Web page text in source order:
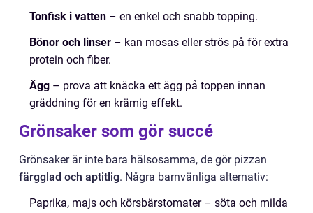
Tonfisk i vatten – en enkel och snabb topping.
Bönor och linser – kan mosas eller strös på för extra
protein och fiber.
Ägg – prova att knäcka ett ägg på toppen innan
gräddning för en krämig effekt.
Grönsaker som gör succé
Grönsaker är inte bara hälsosamma, de gör pizzan
färgglad och aptitlig. Några barnvänliga alternativ:
Paprika, majs och körsbärstomater – söta och milda